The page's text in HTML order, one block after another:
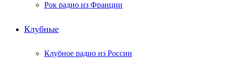
Рок радио из Франции
Клубные
Клубное радио из России